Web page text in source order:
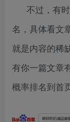
不过，有
名，具体看文
就是内容的稀
有你一篇文章
概率排名到首